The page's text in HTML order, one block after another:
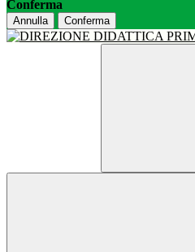
Conferma
Annulla Conferma